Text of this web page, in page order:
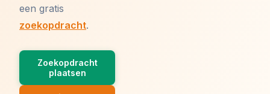
een gratis
zoekopdracht.
Zoekopdracht
plaatsen